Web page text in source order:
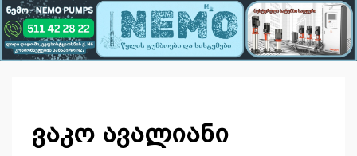
ვაკო ავალიანი